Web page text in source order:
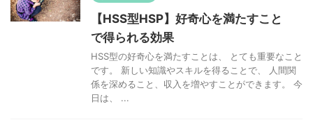
【HSS型HSP】好奇心を満たすこと
で得られる効果
HSS型の好奇心を満たすことは、 とても重要なこと
です。 新しい知識やスキルを得ることで、 人間関
係を深めること、収入を増やすことができます。 今
日は、 ...